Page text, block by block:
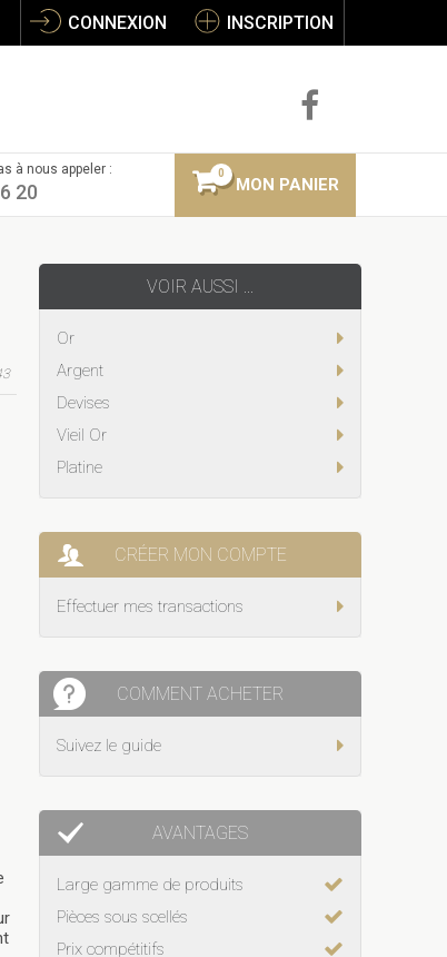
CONNEXION INSCRIPTION
à nous appeler :
20 MON PANIER
0
VOIR AUSSI ...
Or
Argent
Devises
Vieil Or
Platine
CRÉER MON COMPTE
Effectuer mes transactions
COMMENT ACHETER
Suivez le guide
AVANTAGES
Large gamme de produits
Pièces sous scellés
Prix compétitifs